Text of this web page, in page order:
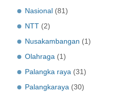
Nasional (81)
NTT (2)
Nusakambangan (1)
Olahraga (1)
Palangka raya (31)
Palangkaraya (30)